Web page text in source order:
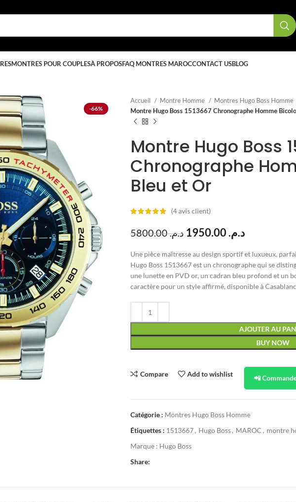
MONTRES POUR COUPLESÀ PROPOSFAQ MONTRES MAROCCONTACT USBLOG
-66%
Accueil Montre Homme
Montres Hugo Boss Homme
Montre Hugo Boss 1513667 Chronographe Homme
Montre Hugo Boss
Chronographe
Bleu et Or
(4avis client)
د.م.5800.00 د.م.
Une pièce maîtresse au design sportif et luxueux,
Hugo Boss 1513667 est un chronographe qui se
une lunette en PVD or, un cadran bleu profond et un
caractère pour un style affirmé, disponible à
AJOUTER AU
BUY NOW
Compare Add to wishlist
📲
Catégorie : Montres Hugo Boss Homme
Étiquettes : 1513667, Hugo Boss, MAROC, montre
Marque : Hugo Boss
Share: